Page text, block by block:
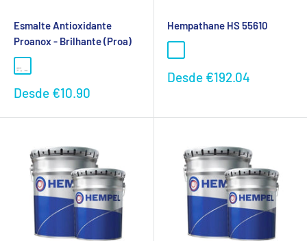
Esmalte Antioxidante
Proanox - Brilhante (Proa)
Preço
Desde €10.90
Hempathane HS 55610
Preço
Desde €192.04